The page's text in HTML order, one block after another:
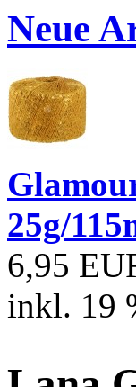
Neue
25g/
6,95
inkl. 19